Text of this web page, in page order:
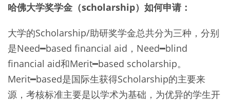
哈佛大学奖学金（scholarship）如何申请：
大学的Scholarship/助研奖学金总共分为三种，分别
是Need━based financial aid，Need━blind
financial aid和Merit━based scholarship。
Merit━based是国际生获得Scholarship的主要来
源，考核标准主要是以学术为基础，为优异的学生开